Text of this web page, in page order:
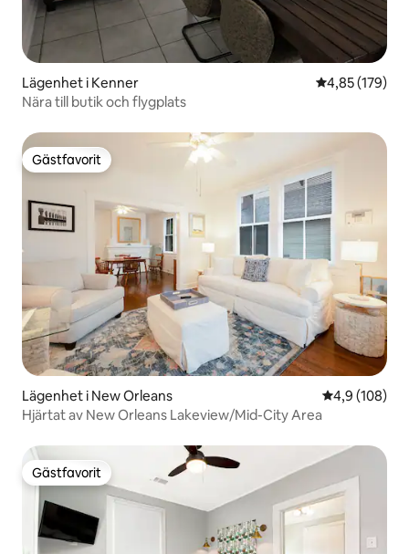
Lägenhet i Kenner 4,85 av 5 i
4,85 (179)
Nära till butik och flygplats
Gästfavorit
Gästfavorit
Lägenhet i New Orleans 4,9 av 5 i
4,9 (108)
Hjärtat av New Orleans Lakeview/Mid-City Area
Gästfavorit
Gästfavorit